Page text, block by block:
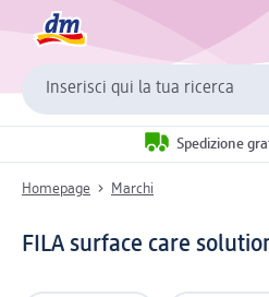
Inserisci qui la tua ricerca
Spedizione
Homepage Marchi
FILA surface care